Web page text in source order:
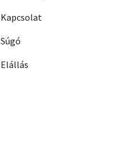
Kapcsolat
Súgó
Elállás